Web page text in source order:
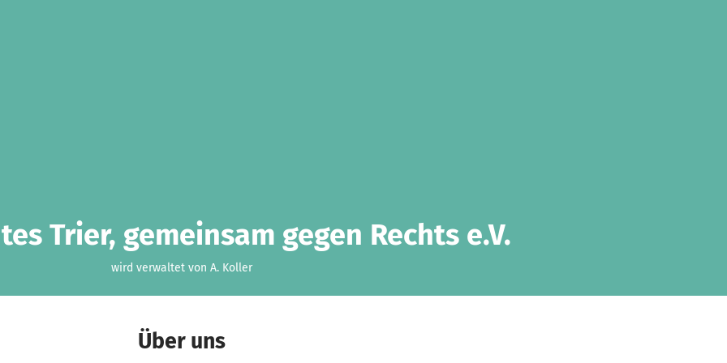
Trier, gemeinsam gegen Rechts e.V.
wird verwaltet von A. Koller
Über uns